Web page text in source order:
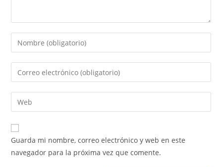
Guarda mi nombre, correo electrónico y web en este
navegador para la próxima vez que comente.